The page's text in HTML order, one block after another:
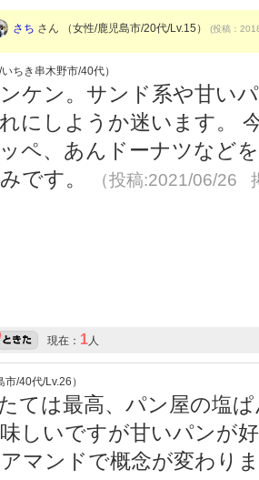
さち さん （女性/鹿児島市/20代/Lv.15） (投稿：
ちき串木野市/40代）
ケン。サンド系や甘い
にしようか迷います。
ペ、あんドーナツなど
です。
（投稿:2021/06/26
現在： 1人
/40代/Lv.26）
ては最高、パン屋の塩
しいですが甘いパンが
マンドで概念が変わり